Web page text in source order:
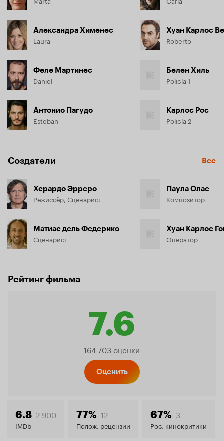
Александра Хименес
Laura
Феле Мартинес
Daniel
Антонио Пагудо
Esteban
Хуан Карлос
Roberto
Белен Хиль
Policía 1
Карлос Рос
Policía 2
Создатели Все
Херардо Эрреро
Режиссёр, Сценарист
Матиас дель Федерико
Сценарист
Паула Олас
Композитор
Хуан Карлос
Оператор
Рейтинг фильма
7.6
Рейтинг
7.6
164 703 оценки
Оценить
6.8 2 900
IMDb
77% 12
Полож. рецензии
67% 3
Рос. кинокритики